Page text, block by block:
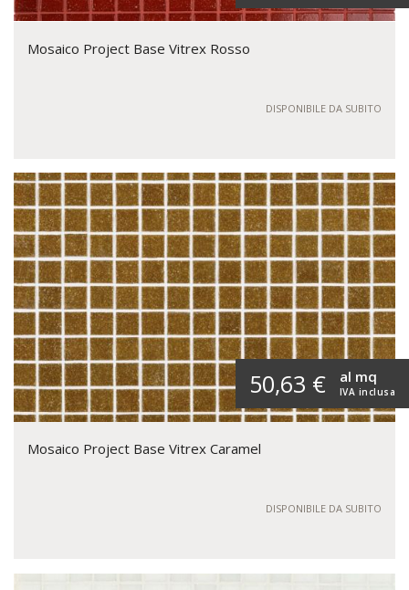
Mosaico Project Base Vitrex Rosso
DISPONIBILE DA SUBITO
50,63 € IVA inclusa
al mq
Mosaico Project Base Vitrex Caramel
DISPONIBILE DA SUBITO